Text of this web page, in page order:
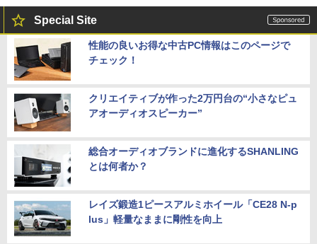
Special Site
性能の良いお得な中古PC情報はこのページで
チェック！
クリエイティブが作った2万円台の“小さなピュ
アオーディオスピーカー”
総合オーディオブランドに進化するSHANLING
とは何者か？
レイズ鍛造1ピースアルミホイール「CE28 N-p
lus」軽量なままに剛性を向上